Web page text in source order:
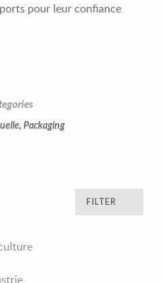
pour leur confiance
, Packaging
FILTER